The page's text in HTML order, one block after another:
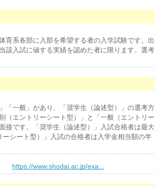
育系各部に入部を希望する者の入学試験です。出
該入試に値する実績を認めた者に限ります。選考
「一般」があり、「奨学生（論述型）」の選考方
（エントリーシート型）」と「一般（エントリー
接です。「奨学生（論述型）」入試合格者は最大
シート型）」入試の合格者は入学金相当額の半
https://www.shodai.ac.jp/exa...